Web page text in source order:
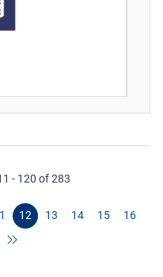
- 120 of 283
12 13 14 15
16